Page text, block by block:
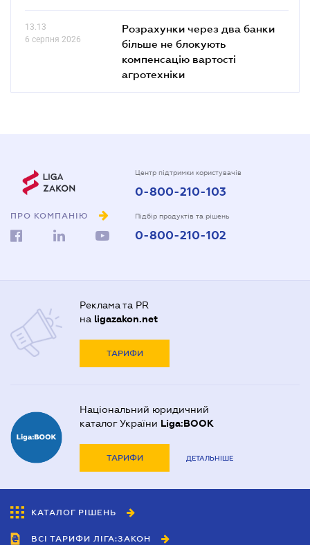
13.13
6 серпня 2026
Розрахунки через два банки
більше не блокують
компенсацію вартості
агротехніки
ПРО КОМПАНІЮ
Центр підтримки користувачів
0-800-210-103
Підбір продуктів та рішень
0-800-210-102
Реклама та PR
на ligazakon.net
ТАРИФИ
Національний юридичний
каталог України Liga:BOOK
ТАРИФИ ДЕТАЛЬНІШЕ
КАТАЛОГ РІШЕНЬ
ВСІ ТАРИФИ ЛІГА:ЗАКОН